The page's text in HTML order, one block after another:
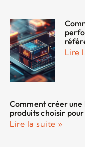
Lire
Comment créer une
produits choisir
Lire la suite »